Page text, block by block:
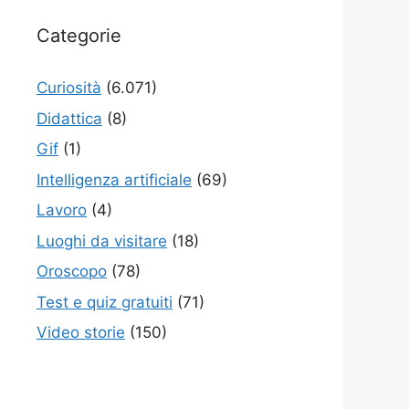
Categorie
Curiosità (6.071)
Didattica (8)
Gif (1)
Intelligenza artificiale (69)
Lavoro (4)
Luoghi da visitare (18)
Oroscopo (78)
Test e quiz gratuiti (71)
Video storie (150)